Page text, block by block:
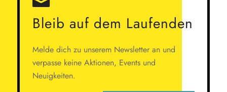
Bleib auf dem Laufenden
Melde dich zu unserem Newsletter an und
verpasse keine Aktionen, Events und
Neuigkeiten.